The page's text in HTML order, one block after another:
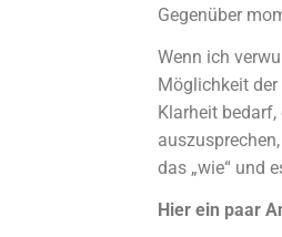
Gegenüber
Wenn ich
Möglichkeit
Klarheit
das „wie“ und
Hier ein paar